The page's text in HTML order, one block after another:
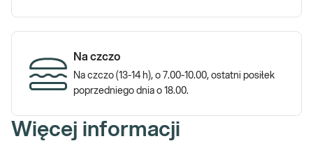
Na czczo
Na czczo (13-14 h), o 7.00-10.00, ostatni posiłek
poprzedniego dnia o 18.00.
Więcej informacji